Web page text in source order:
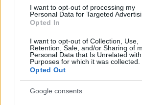
I want to opt-out of processing my
Personal Data for Targeted
Opted In
I want to opt-out of Collection, Use,
Retention, Sale, and/or Sharing of
Personal Data that Is Unrelated
Purposes for which it was collected.
Opted Out
Google consents
ολόκληρο το οικοσύστημα. Η
Μετακίνηση αποτελεί βασικό
πραγματοποιήθηκε το πρώτο
Από την πλευρά του
Ασφάλειας (ΙΟΑΣ) «Πάνος
Πρόεδρος, Βασιλική